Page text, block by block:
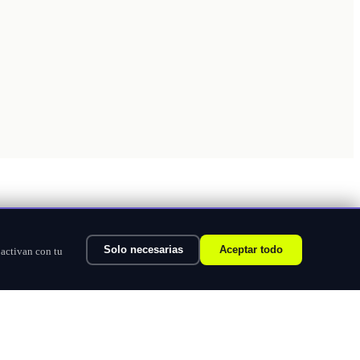
con tu Solo necesarias Aceptar todo